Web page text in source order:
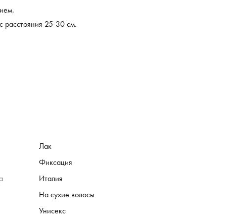
расстояния 25‑30 см.
Лак
Фиксация
Италия
На сухие волосы
Унисекс